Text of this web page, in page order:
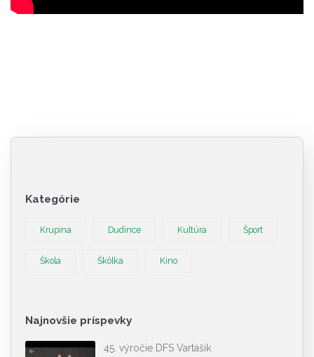
Kategórie
Krupina Dudince Kultúra Šport
Škola Škôlka Kino
Najnovšie príspevky
45. výročie DFS Vartášik